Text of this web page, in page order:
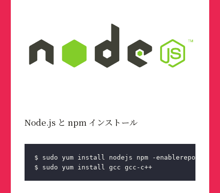
Node.js と npm インストール
$ sudo yum install nodejs npm -enablerepo=epel
$ sudo yum install gcc gcc-c++